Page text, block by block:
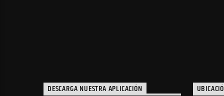
DESCARGA NUESTRA APLICACIÓN